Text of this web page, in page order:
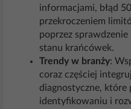
informacjami, błąd
przekroczeniem
poprzez
stanu krańcówek.
Trendy w branży:
coraz częściej
diagnostyczne, które
identyfikowaniu i